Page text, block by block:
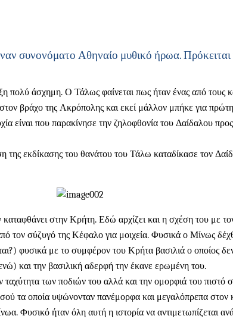
συνονόματο Αθηναίο μυθικό ήρωα. Πρόκειται
άσχημη. Ο Τάλως φαίνεται πως ήταν ένας από τους
βράχο της Ακρόπολης και εκεί μάλλον μπήκε για
είναι που παρακίνησε την ζηλοφθονία του Δαίδαλου
εκδίκασης του θανάτου του Τάλω καταδίκασε τον
στην Κρήτη. Εδώ αρχίζει και η σχέση του με
σύζυγό της Κέφαλο για μοιχεία. Φυσικά ο Μίνως
φυσικά με το συμφέρον του Κρήτα βασιλιά ο οποίος
και την βασιλική αδερφή την έκανε ερωμένη του.
των ποδιών του αλλά και την ομορφιά του
τα οποία υψώνονταν πανέμορφα και μεγαλόπρεπα
Φυσικό ήταν όλη αυτή η ιστορία να